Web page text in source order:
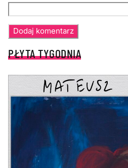
PŁYTA TYGODNIA